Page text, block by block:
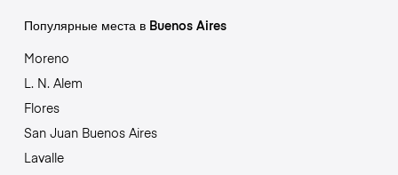
Популярные места в Buenos Aires
Moreno
L. N. Alem
Flores
San Juan Buenos Aires
Lavalle